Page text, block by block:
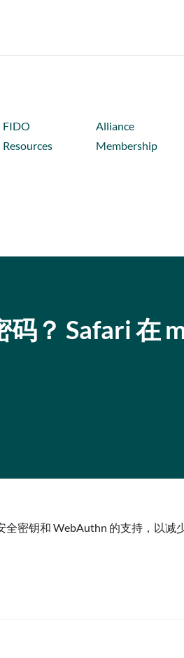
FIDO
Resources
Alliance
Membership
？ Safari 在
密钥和 WebAuthn 的支持，以减